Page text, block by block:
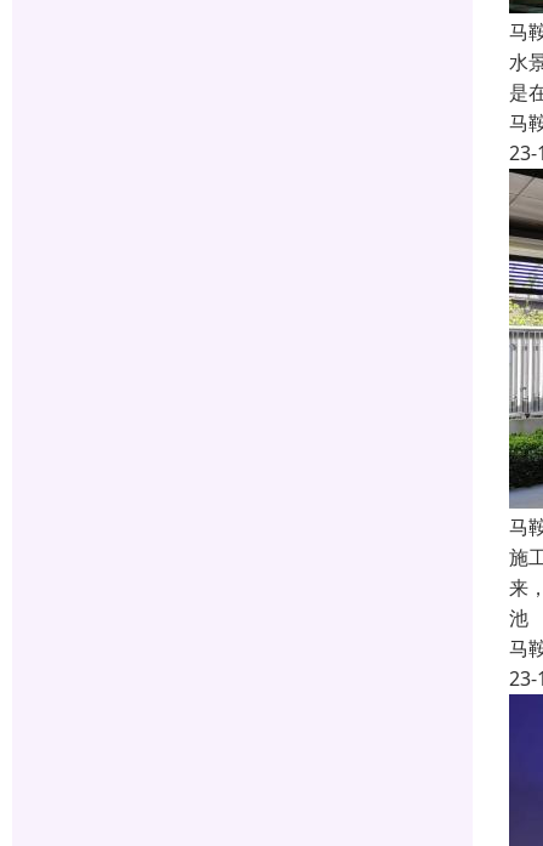
马
水
是
马
23-
马
施
来
池
马
23-